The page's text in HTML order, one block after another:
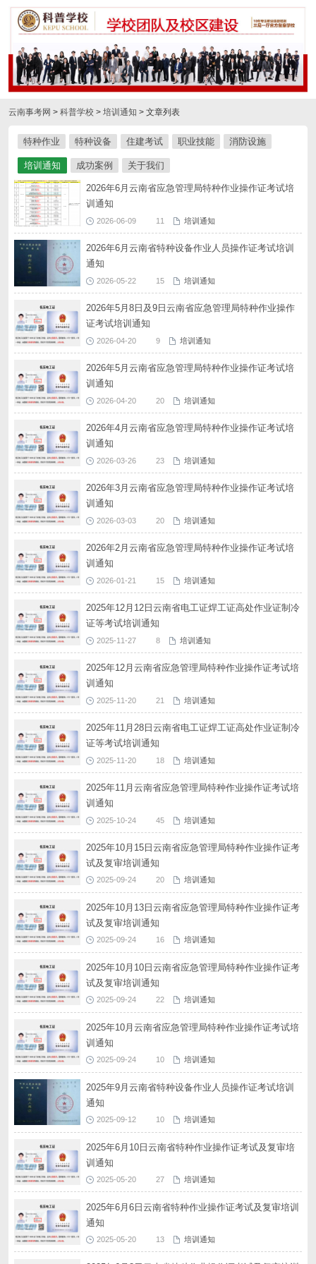
云南事考网 > 科普学校 > 培训通知 > 文章列表
特种作业 特种设备 住建考试 职业技能 消防设施
培训通知 成功案例 关于我们
2026年6月云南省应急管理局特种作业操作证考试培
训通知
2026-06-09 11 培训通知
2026年6月云南省特种设备作业人员操作证考试培训
通知
2026-05-22 15 培训通知
2026年5月8日及9日云南省应急管理局特种作业操作
证考试培训通知
2026-04-20 9 培训通知
2026年5月云南省应急管理局特种作业操作证考试培
训通知
2026-04-20 20 培训通知
2026年4月云南省应急管理局特种作业操作证考试培
训通知
2026-03-26 23 培训通知
2026年3月云南省应急管理局特种作业操作证考试培
训通知
2026-03-03 20 培训通知
2026年2月云南省应急管理局特种作业操作证考试培
训通知
2026-01-21 15 培训通知
2025年12月12日云南省电工证焊工证高处作业证制冷
证等考试培训通知
2025-11-27 8 培训通知
2025年12月云南省应急管理局特种作业操作证考试培
训通知
2025-11-20 21 培训通知
2025年11月28日云南省电工证焊工证高处作业证制冷
证等考试培训通知
2025-11-20 18 培训通知
2025年11月云南省应急管理局特种作业操作证考试培
训通知
2025-10-24 45 培训通知
2025年10月15日云南省应急管理局特种作业操作证考
试及复审培训通知
2025-09-24 20 培训通知
2025年10月13日云南省应急管理局特种作业操作证考
试及复审培训通知
2025-09-24 16 培训通知
2025年10月10日云南省应急管理局特种作业操作证考
试及复审培训通知
2025-09-24 22 培训通知
2025年10月云南省应急管理局特种作业操作证考试培
训通知
2025-09-24 10 培训通知
2025年9月云南省特种设备作业人员操作证考试培训
通知
2025-09-12 10 培训通知
2025年6月10日云南省特种作业操作证考试及复审培
训通知
2025-05-20 27 培训通知
2025年6月6日云南省特种作业操作证考试及复审培训
通知
2025-05-20 13 培训通知